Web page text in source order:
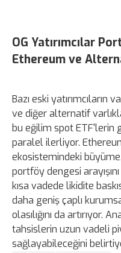
OG Yatırımcılar
Ethereum ve
Bazı eski yatırımcıların
ve diğer alternatif
bu eğilim spot ETF'lerin
paralel ilerliyor.
ekosistemindeki büyüme,
portföy dengesi
kısa vadede likidite
daha geniş çaplı
olasılığını da artırıyor.
tahsislerin uzun vadeli
sağlayabileceğini